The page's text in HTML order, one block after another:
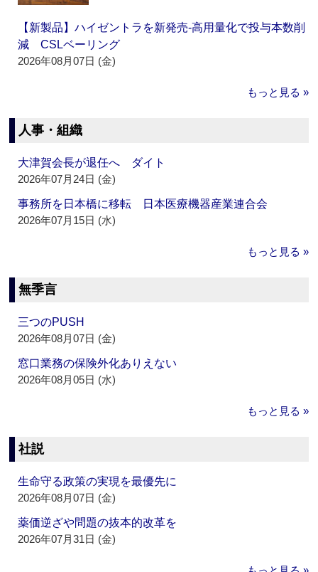
【新製品】ハイゼントラを新発売‐高用量化で投与本数削
減 CSLベーリング
2026年08月07日 (金)
もっと見る »
人事・組織
大津賀会長が退任へ ダイト
2026年07月24日 (金)
事務所を日本橋に移転 日本医療機器産業連合会
2026年07月15日 (水)
もっと見る »
無季言
三つのPUSH
2026年08月07日 (金)
窓口業務の保険外化ありえない
2026年08月05日 (水)
もっと見る »
社説
生命守る政策の実現を最優先に
2026年08月07日 (金)
薬価逆ざや問題の抜本的改革を
2026年07月31日 (金)